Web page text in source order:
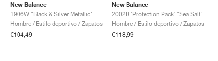
New Balance
1906W "Black & Silver Metallic"
Hombre / Estilo deportivo / Zapatos
€104,49
New Balance
2002R ‘Protection Pack’ "Sea Salt"
Hombre / Estilo deportivo / Zapatos
€118,99